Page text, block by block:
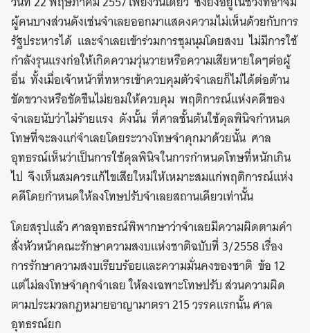
ผู้คนบางส่วนดังเช่นจำเลยออกมาแสดงความไม่เห็นด้วยกับการ
รัฐประหารได้ และจำเลยเข้าร่วมการชุมนุมโดยสงบ ไม่มีการใช้
กำลังรุนแรงก่อให้เกิดความวุ่นวายหรือความเสียหายใดๆต่อผู้
อื่น ทั้งเมื่อเจ้าหน้าที่ทหารเข้าควบคุมตัวจำเลยก็ไม่ได้ต่อต้าน
ขัดขวางหรือขัดขืนไม่ยอมให้ควบคุม พฤติการณ์แห่งคดีของ
จำเลยนับว่าไม่ร้ายแรง ดังนั้น ที่ศาลชั้นต้นใช้ดุลพินิจกำหนด
โทษที่จะลงแก่จำเลยโดยระวางโทษจำคุกมาด้วยนั้น ศาล
อุทธรณ์เห็นว่าเป็นการใช้ดุลพินิจในการกำหนดโทษที่หนักเกิน
ไป จึงเห็นสมควรแก้ไขเสียใหม่ให้เหมาะสมแก่พฤติการณ์แห่ง
คดีโดยกำหนดให้ลงโทษปรับจำเลยสถานเดียวเท่านั้น
โดยสรุปแล้ว ศาลอุทธรณ์พิพากษาว่าจำเลยมีความผิดตามคำ
สั่งหัวหน้าคณะรักษาความสงบแห่งชาติฉบับที่ 3/2558 เรื่อง
การรักษาความสงบเรียบร้อยและความมั่นคงของชาติ ข้อ 12
แต่ไม่ลงโทษจำคุกจำเลย ให้ลงเฉพาะโทษปรับ ส่วนความผิด
ตามประมวลกฎหมายอาญามาตรา 215 วรรคแรกนั้น ศาล
อุทธรณ์ยก